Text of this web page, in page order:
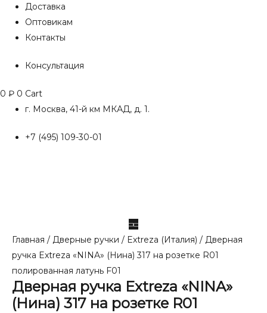
Доставка
Оптовикам
Контакты
Консультация
0 ₽ 0 Cart
г. Москва, 41-й км МКАД, д. 1.
+7 (495) 109-30-01
Главная / Дверные ручки / Extreza (Италия) / Дверная
ручка Extreza «NINA» (Нина) 317 на розетке R01
полированная латунь F01
Дверная ручка Extreza «NINA»
(Нина) 317 на розетке R01